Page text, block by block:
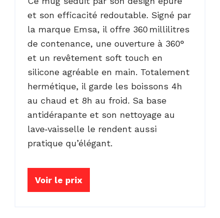
et son efficacité redoutable. Signé par
la marque Emsa, il offre 360 millilitres
de contenance, une ouverture à 360°
et un revêtement soft touch en
silicone agréable en main. Totalement
hermétique, il garde les boissons 4h
au chaud et 8h au froid. Sa base
antidérapante et son nettoyage au
lave‑vaisselle le rendent aussi
pratique qu’élégant.
Voir le prix